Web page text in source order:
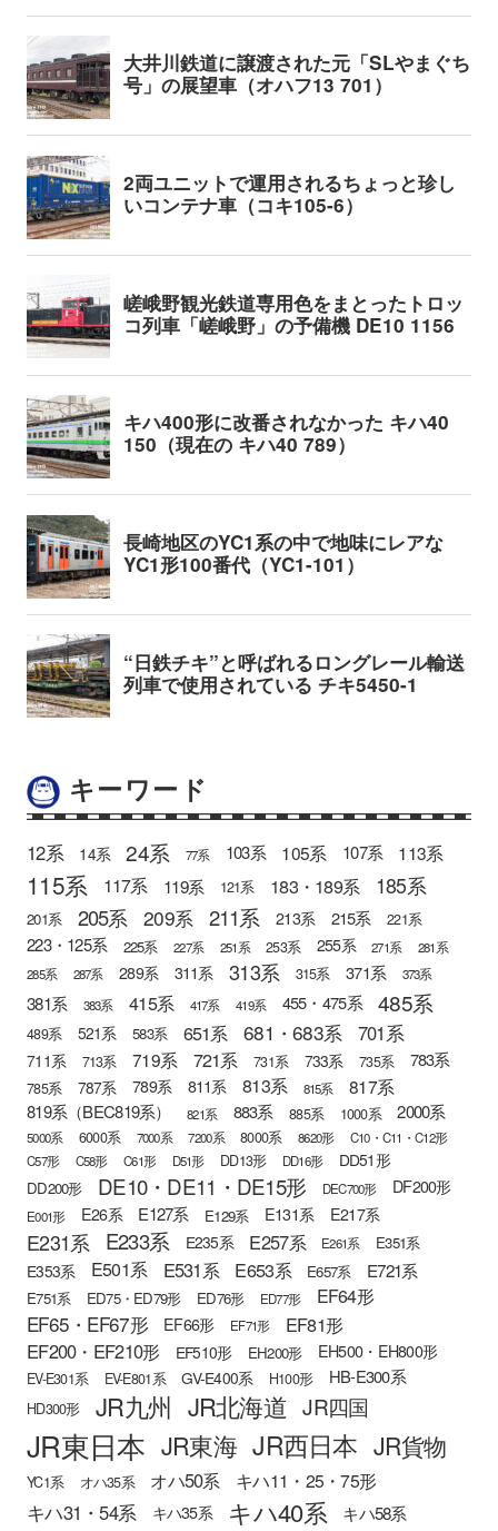
キーワード
12系 14系 24系 77系 103系 105系 107系 113系
115系 117系 119系 121系 183・189系 185系
201系 205系 209系 211系 213系 215系 221系
223・125系 225系 227系 251系 253系 255系 271系
281系
285系
287系 289系 311系 313系 315系 371系 373系
381系 383系 415系 417系 419系 455・475系 485系
489系 521系 583系 651系 681・683系 701系
711系 713系 719系 721系 731系 733系 735系 783系
785系 787系 789系 811系 813系 815系 817系
819系（BEC819系） 821系 883系 885系 1000系 2000系
5000系 6000系 7000系 7200系 8000系 8620形
C10・C11・C12形
C57形
C58形 C61形 D51形 DD13形 DD16形 DD51形
DD200形 DE10・DE11・DE15形 DEC700形 DF200形
E001形 E26系 E127系 E129系 E131系 E217系
E231系 E233系 E235系 E257系 E261系 E351系
E353系 E501系 E531系 E653系 E657系 E721系
E751系 ED75・ED79形 ED76形 ED77形 EF64形
EF65・EF67形 EF66形 EF71形
EF81形
EF200・EF210形
EF510形 EH200形 EH500・EH800形
EV-E301系 EV-E801系 GV-E400系 H100形 HB-E300系
HD300形 JR九州 JR北海道 JR四国
JR東日本 JR東海 JR西日本 JR貨物
YC1系 オハ35系 オハ50系 キハ11・25・75形
キハ31・54系 キハ35系 キハ40系 キハ58系